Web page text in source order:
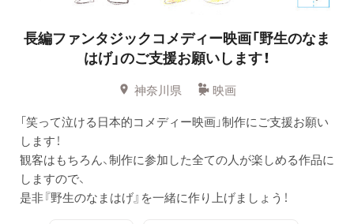
長編ファンタジックコメディー映画「野生のなま
はげ」のご支援お願いします！
神奈川県
映画
「笑って泣ける日本的コメディー映画」制作にご支援お願い
します！
観客はもちろん、制作に参加した全ての人が楽しめる作品に
しますので、
是非『野生のなまはげ』を一緒に作り上げましょう！